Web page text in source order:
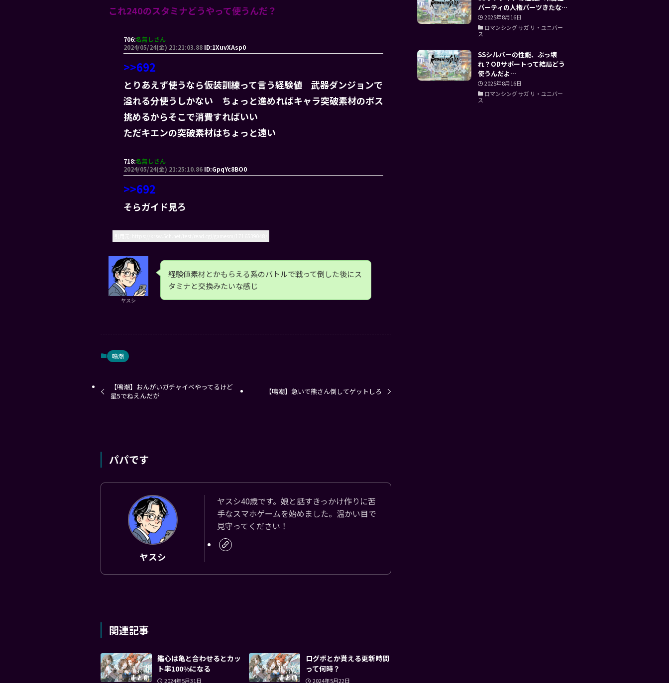
これ240のスタミナどうやって使うんだ？
706:名無しさん
2024/05/24(金) 21:21:03.88 ID:1XuvXAsp0
>>692
とりあえず使うなら仮装訓練って言う経験値 武器ダンジョンで
溢れる分使うしかない ちょっと進めればキャラ突破素材のボス
挑めるからそこで消費すればいい
ただキエンの突破素材はちょっと遠い
718:名無しさん
2024/05/24(金) 21:25:10.86 ID:GpqYc8BO0
>>692
そらガイド見ろ
ヤスシ
経験値素材とかもらえる系のバトルで戦って倒した後にス
タミナと交換みたいな感じ
鳴潮
【鳴潮】おんがいガチャイベやってるけど
星5でねえんだが
【鳴潮】急いで熊さん倒してゲットしろ
パパです
ヤスシ
ヤスシ40歳です。娘と話すきっかけ作りに苦
手なスマホゲームを始めました。温かい目で
見守ってください！
関連記事
鑑心は亀と合わせるとカッ
ト率100%になる
2024年5月31日
ログボとか貰える更新時間
って何時？
2024年5月22日
パーティの人権パーツきたな…
2025年8月16日
ロマンシング サガ リ・ユニバー
ス
SSシルバーの性能、ぶっ壊
れ？ODサポートって結局どう
使うんだよ…
2025年8月16日
ロマンシング サガ リ・ユニバー
ス